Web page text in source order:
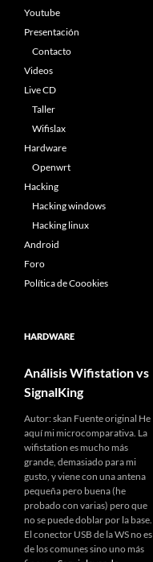
Youtube
Presentación
Contacto
Videos
Live CD
Taller
Wifislax
Hardware
Openwrt
Hacking
Hacking windows
Hacking linux
Android
Foro
Política de Coookies
HARDWARE
Análisis Wifistation vs
SignalKing
Autor: skan Fuente original He
aquí mi microcomparativa. La
wifistation es mucho más
grande, demasiado para mi
gusto, y viene con una antena
pequeña pero buena (he
probado con varias) pero que
no se puede doblar por la base.
El conector USB de la WS no es
de los comunes sino uno más